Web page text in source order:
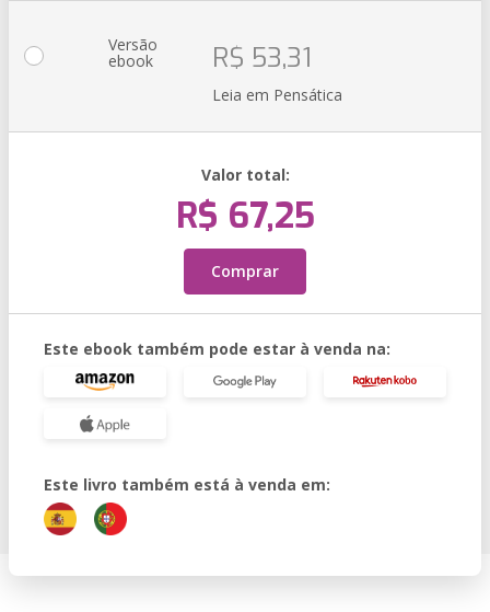
Versão
ebook R$ 53,31
Leia em Pensática
Valor total:
R$ 67,25
Comprar
Este ebook também pode estar à venda na:
Este livro também está à venda em: